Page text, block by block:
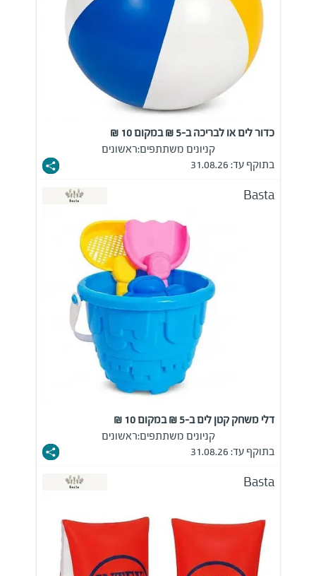
כדור לים או לבריכה ב-5 ₪ במקום 10 ₪
קניונים משתתפים:ראשונים
בתוקף עד: 31.08.26
Basta
דלי משחק קטן לים ב-5 ₪ במקום 10 ₪
קניונים משתתפים:ראשונים
בתוקף עד: 31.08.26
Basta